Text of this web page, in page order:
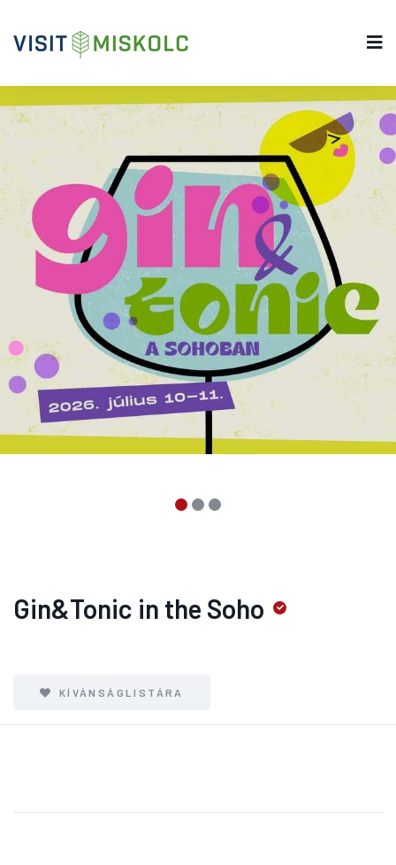
Gin&Tonic in the Soho
KÍVÁNSÁGLISTÁRA